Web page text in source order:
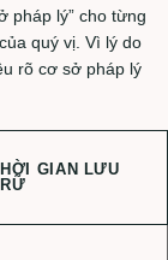
pháp lý” cho từng
quý vị. Vì lý do
rõ cơ sở pháp lý
GIAN LƯU